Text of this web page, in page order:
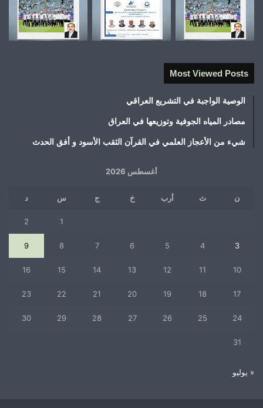
Most Viewed Posts
الوصية الواجبة في التشريع العراقي
مصادر المياه الجوفية وتوزيعها في العراق
شيء من الأعجاز العلمي في القرآن الثقب الأسود و أفق الحدث
أغسطس 2026
ن ث أرب خ ج س د
1
2
3
4
5
6
7
8
9
10
11
12
13
14
15
16
17
18
19
20
21
22
23
24
25
26
27
28
29
30
31
« يوليو